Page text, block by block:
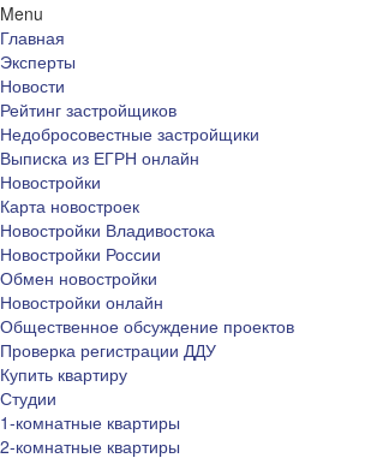
Menu
Главная
Эксперты
Новости
Рейтинг застройщиков
Недобросовестные застройщики
Выписка из ЕГРН онлайн
Новостройки
Карта новостроек
Новостройки Владивостока
Новостройки России
Обмен новостройки
Новостройки онлайн
Общественное обсуждение проектов
Проверка регистрации ДДУ
Купить квартиру
Студии
1-комнатные квартиры
2-комнатные квартиры